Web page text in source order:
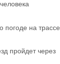
погоде на трассе
пройдет через